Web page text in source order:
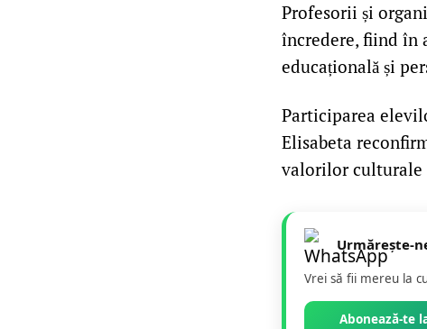
Profesorii și
încredere, fiind în
educațională și
Participarea
Elisabeta
valorilor culturale
Urmărește-
Vrei să fii mereu la
Abonează-te